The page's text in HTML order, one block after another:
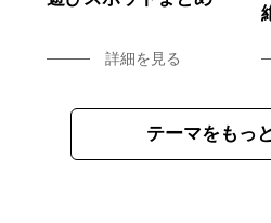
詳細を見る
テーマをもっ